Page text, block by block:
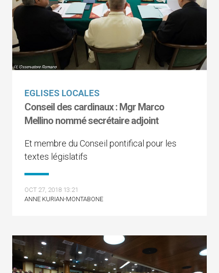
EGLISES LOCALES
Conseil des cardinaux : Mgr Marco
Mellino nommé secrétaire adjoint
Et membre du Conseil pontifical pour les
textes législatifs
OCT 27, 2018 13:21
ANNE KURIAN-MONTABONE